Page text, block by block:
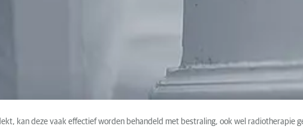
kan deze vaak effectief worden behandeld met bestraling, ook wel radiotherapie